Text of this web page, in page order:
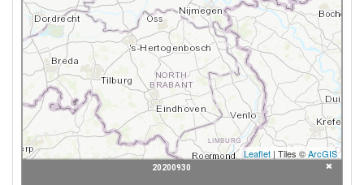
Leaflet | Tiles ©ArcGIS
20200930